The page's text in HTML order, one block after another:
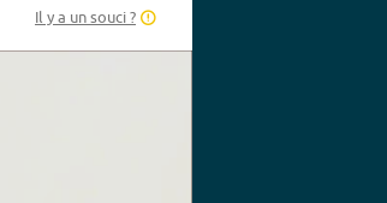
Il y a un souci ?